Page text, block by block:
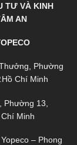
TƯ VÀ KINH
AN
Phường
Chí Minh
13,
Minh
– Phong